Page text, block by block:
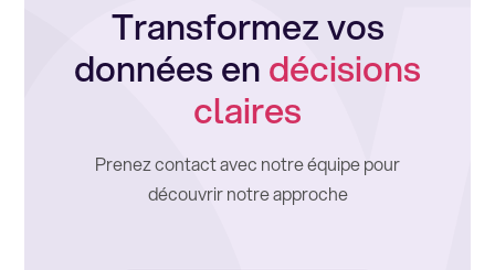
Transformez vos
données endécisions
claires
Prenez contact avec notre équipe pour
découvrir notre approche